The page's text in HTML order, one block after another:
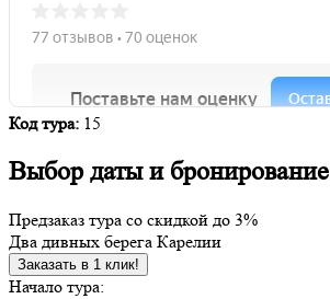
Код тура: 15
Выбор даты и бронирование
Предзаказ тура со скидкой до 3%
Два дивных берега Карелии
Заказать в 1 клик!
Начало тура: